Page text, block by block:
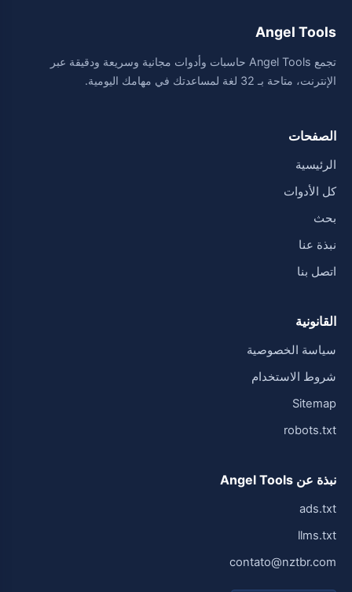
Angel Tools
تجمع Angel Tools حاسبات وأدوات مجانية وسريعة ودقيقة عبر
الإنترنت، متاحة بـ 32 لغة لمساعدتك في مهامك اليومية.
الصفحات
الرئيسية
كل الأدوات
بحث
نبذة عنا
اتصل بنا
القانونية
سياسة الخصوصية
شروط الاستخدام
Sitemap
robots.txt
نبذة عن Angel Tools
ads.txt
llms.txt
contato@nztbr.com